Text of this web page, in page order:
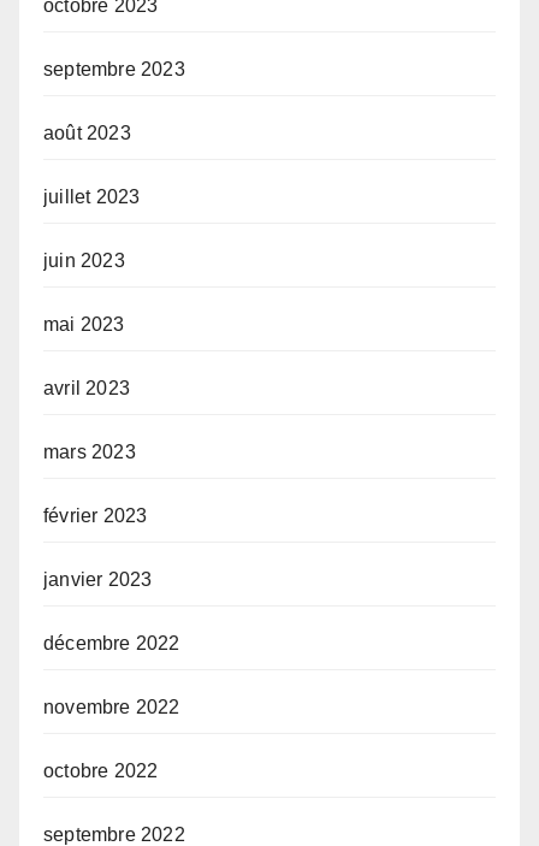
octobre 2023
septembre 2023
août 2023
juillet 2023
juin 2023
mai 2023
avril 2023
mars 2023
février 2023
janvier 2023
décembre 2022
novembre 2022
octobre 2022
septembre 2022